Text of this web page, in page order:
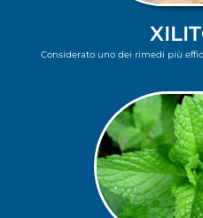
Considerato uno dei rimedi più